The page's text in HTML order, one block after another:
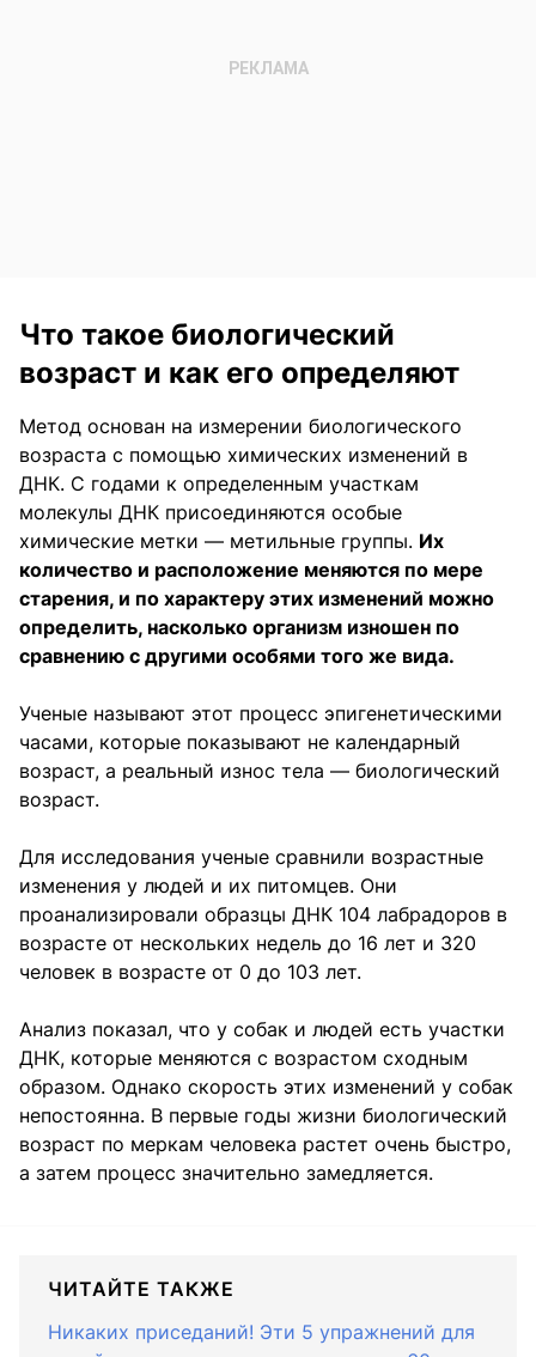
Что такое биологический
возраст и как его определяют
Метод основан на измерении биологического
возраста с помощью химических изменений в
ДНК. С годами к определенным участкам
молекулы ДНК присоединяются особые
химические метки — метильные группы. Их
количество и расположение меняются по мере
старения, и по характеру этих изменений можно
определить, насколько организм изношен по
сравнению с другими особями того же вида.
Ученые называют этот процесс эпигенетическими
часами, которые показывают не календарный
возраст, а реальный износ тела — биологический
возраст.
Для исследования ученые сравнили возрастные
изменения у людей и их питомцев. Они
проанализировали образцы ДНК 104 лабрадоров в
возрасте от нескольких недель до 16 лет и 320
человек в возрасте от 0 до 103 лет.
Анализ показал, что у собак и людей есть участки
ДНК, которые меняются с возрастом сходным
образом. Однако скорость этих изменений у собак
непостоянна. В первые годы жизни биологический
возраст по меркам человека растет очень быстро,
а затем процесс значительно замедляется.
ЧИТАЙТЕ ТАКЖЕ
Никаких приседаний! Эти 5 упражнений для